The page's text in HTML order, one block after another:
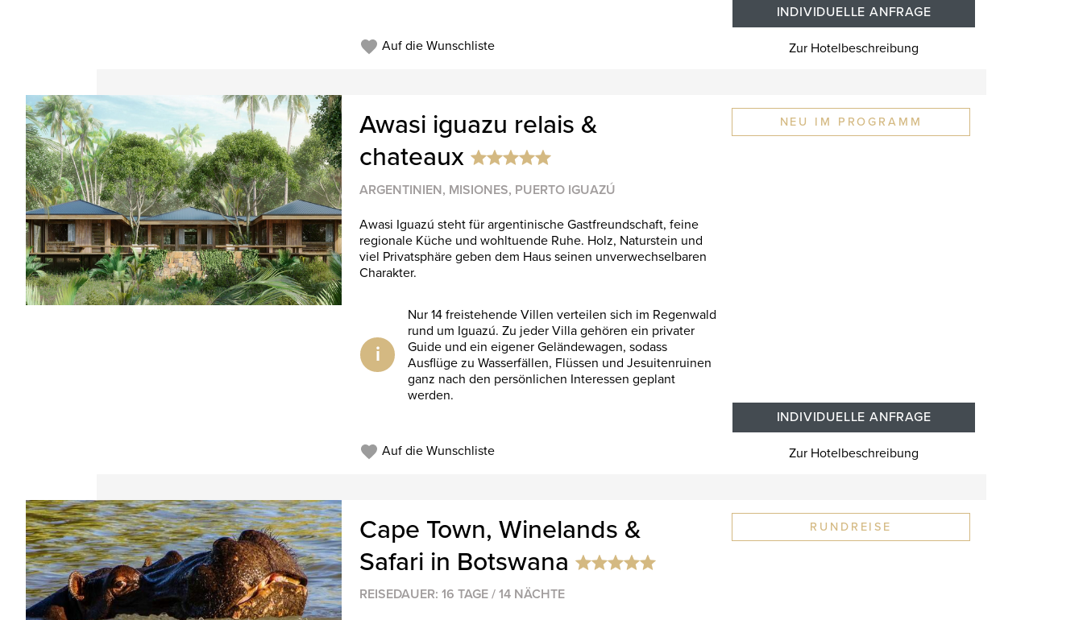
INDIVIDUELLE ANFRAGE
Zur Hotelbeschreibung
Auf die Wunschliste
NEU IM PROGRAMM
Awasi iguazu relais &
chateaux
ARGENTINIEN, MISIONES, PUERTO IGUAZÚ
Awasi Iguazú steht für argentinische Gastfreundschaft, feine
regionale Küche und wohltuende Ruhe. Holz, Naturstein und
viel Privatsphäre geben dem Haus seinen unverwechselbaren
Charakter.
i
Nur 14 freistehende Villen verteilen sich im Regenwald
rund um Iguazú. Zu jeder Villa gehören ein privater
Guide und ein eigener Geländewagen, sodass
Ausflüge zu Wasserfällen, Flüssen und Jesuitenruinen
ganz nach den persönlichen Interessen geplant
werden.
INDIVIDUELLE ANFRAGE
Zur Hotelbeschreibung
Auf die Wunschliste
RUNDREISE
Cape Town, Winelands &
Safari in Botswana
REISEDAUER: 16 TAGE / 14 NÄCHTE